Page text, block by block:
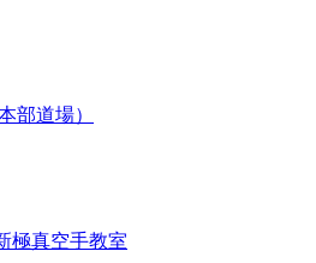
部道場）
極真空手教室